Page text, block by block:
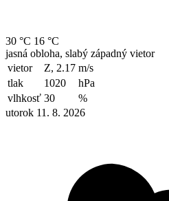
30 °C 16 °C
jasná obloha, slabý západný vietor
vietor
Z, 2.17 m/s
tlak
1020
hPa
vlhkosť 30
%
utorok 11. 8. 2026